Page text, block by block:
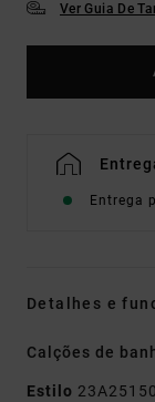
Ver Guia De
Entrega
Detalhes e
Calções de
Estilo